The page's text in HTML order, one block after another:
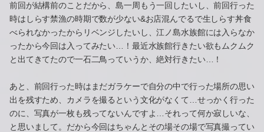
前回が結構前のことだから、島一周もう一回したいし、前回行った
時はしらす禁漁の時期で数が少ない&お店混んでるで生しらす丼食
べられなかったからリベンジしたいし、江ノ島水族館には入らなか
ったから今回は入ってみたい…！最近水族館行きたい欲もムクムク
と出てきてたので一石二鳥っていうか、絶対行きたい…！
あと、前回行った時はまだガラケーで自分の中で行った場所の思い
出を残すため、カメラを撮るという文化がなくて…せっかく行った
のに、写真が一枚も残ってないんですよ…それって何か寂しいな、
と思いまして。だから今回はちゃんとその場その場で写真撮ってい